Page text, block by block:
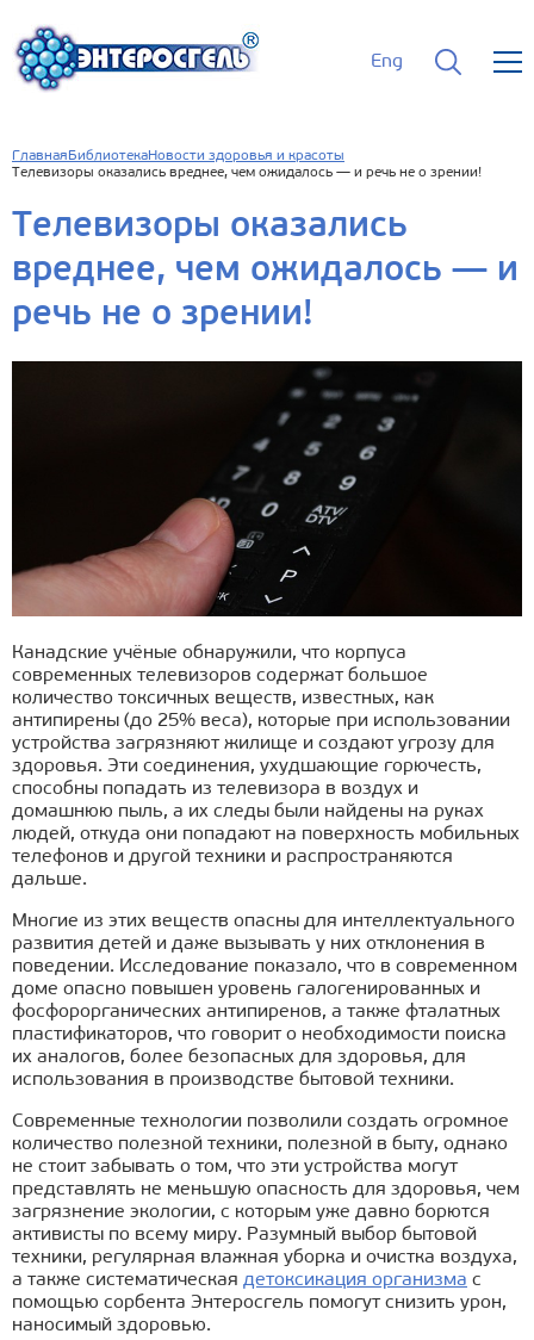
Eng
Главная БиблиотекаНовости здоровья и красоты
Телевизоры оказались вреднее, чем ожидалось — и речь не о зрении!
Телевизоры оказались
вреднее, чем ожидалось — и
речь не о зрении!
Канадские учёные обнаружили, что корпуса
современных телевизоров содержат большое
количество токсичных веществ, известных, как
антипирены (до 25% веса), которые при использовании
устройства загрязняют жилище и создают угрозу для
здоровья. Эти соединения, ухудшающие горючесть,
способны попадать из телевизора в воздух и
домашнюю пыль, а их следы были найдены на руках
людей, откуда они попадают на поверхность мобильных
телефонов и другой техники и распространяются
дальше.
Многие из этих веществ опасны для интеллектуального
развития детей и даже вызывать у них отклонения в
поведении. Исследование показало, что в современном
доме опасно повышен уровень галогенированных и
фосфорорганических антипиренов, а также фталатных
пластификаторов, что говорит о необходимости поиска
их аналогов, более безопасных для здоровья, для
использования в производстве бытовой техники.
Современные технологии позволили создать огромное
количество полезной техники, полезной в быту, однако
не стоит забывать о том, что эти устройства могут
представлять не меньшую опасность для здоровья, чем
загрязнение экологии, с которым уже давно борются
активисты по всему миру. Разумный выбор бытовой
техники, регулярная влажная уборка и очистка воздуха,
а также систематическая детоксикация организма с
помощью сорбента Энтеросгель помогут снизить урон,
наносимый здоровью.